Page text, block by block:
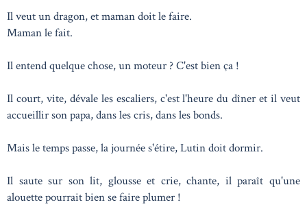
Il veut un dragon, et maman doit le faire.
Maman le fait.
Il entend quelque chose, un moteur ? C'est bien ça !
Il court, vite, dévale les escaliers, c'est l'heure du dîner et il veut
accueillir son papa, dans les cris, dans les bonds.
Mais le temps passe, la journée s'étire, Lutin doit dormir.
Il saute sur son lit, glousse et crie, chante, il paraît qu'une
alouette pourrait bien se faire plumer !